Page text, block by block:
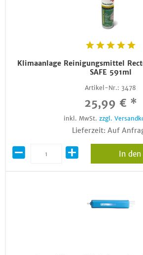
Klimaanlage Reinigungsmittel
SAFE 591ml
Artikel-Nr.: 3478
25,99 € *
inkl. MwSt. zzgl.
Lieferzeit: Auf
In